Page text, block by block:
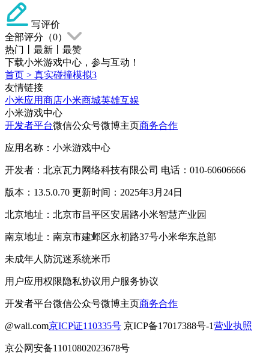
写评价
全部评分（0）
热门
最新
最赞
下载小米游戏中心，参与互动！
首页 > 真实碰撞模拟3
友情链接
小米应用商店小米商城英雄互娱
小米游戏中心
开发者平台微信公众号微博主页商务合作
应用名称：小米游戏中心
开发者：北京瓦力网络科技有限公司 电话：010-60606666
版本：13.5.0.70 更新时间：2025年3月24日
北京地址：北京市昌平区安居路小米智慧产业园
南京地址：南京市建邺区永初路37号小米华东总部
未成年人防沉迷系统米币
用户应用权限隐私协议用户服务协议
开发者平台微信公众号微博主页商务合作
@wali.com京ICP证110335号 京ICP备17017388号-1营业执照
京公网安备11010802023678号